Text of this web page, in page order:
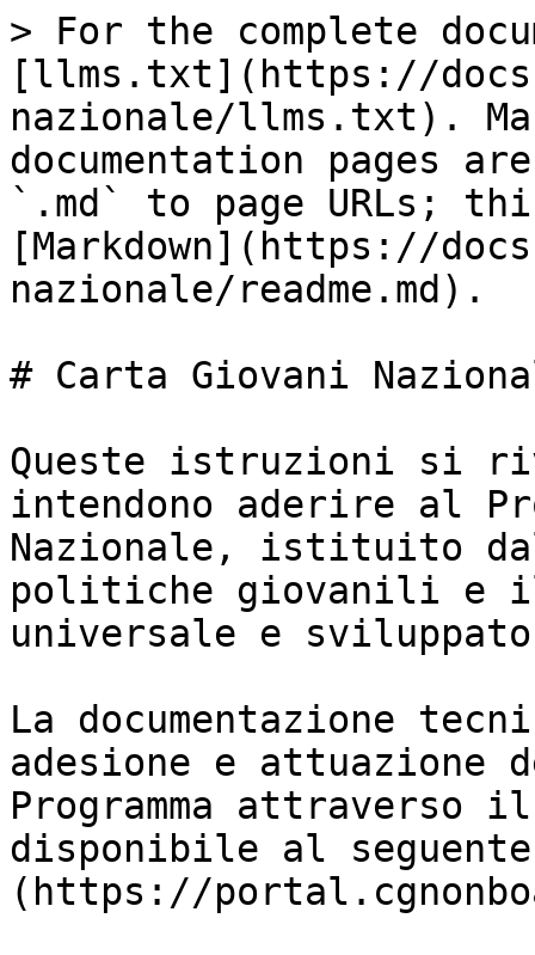
> For the complete
[llms.txt](https://
nazionale/llms.txt).
documentation pages
`.md` to page URLs;
[Markdown](https://
nazionale/readme.md).
# Carta Giovani
Queste istruzioni si
intendono aderire al
Nazionale, istituito
politiche giovanili e
universale e sviluppato
La documentazione
adesione e attuazione
Programma attraverso
disponibile al
(https://